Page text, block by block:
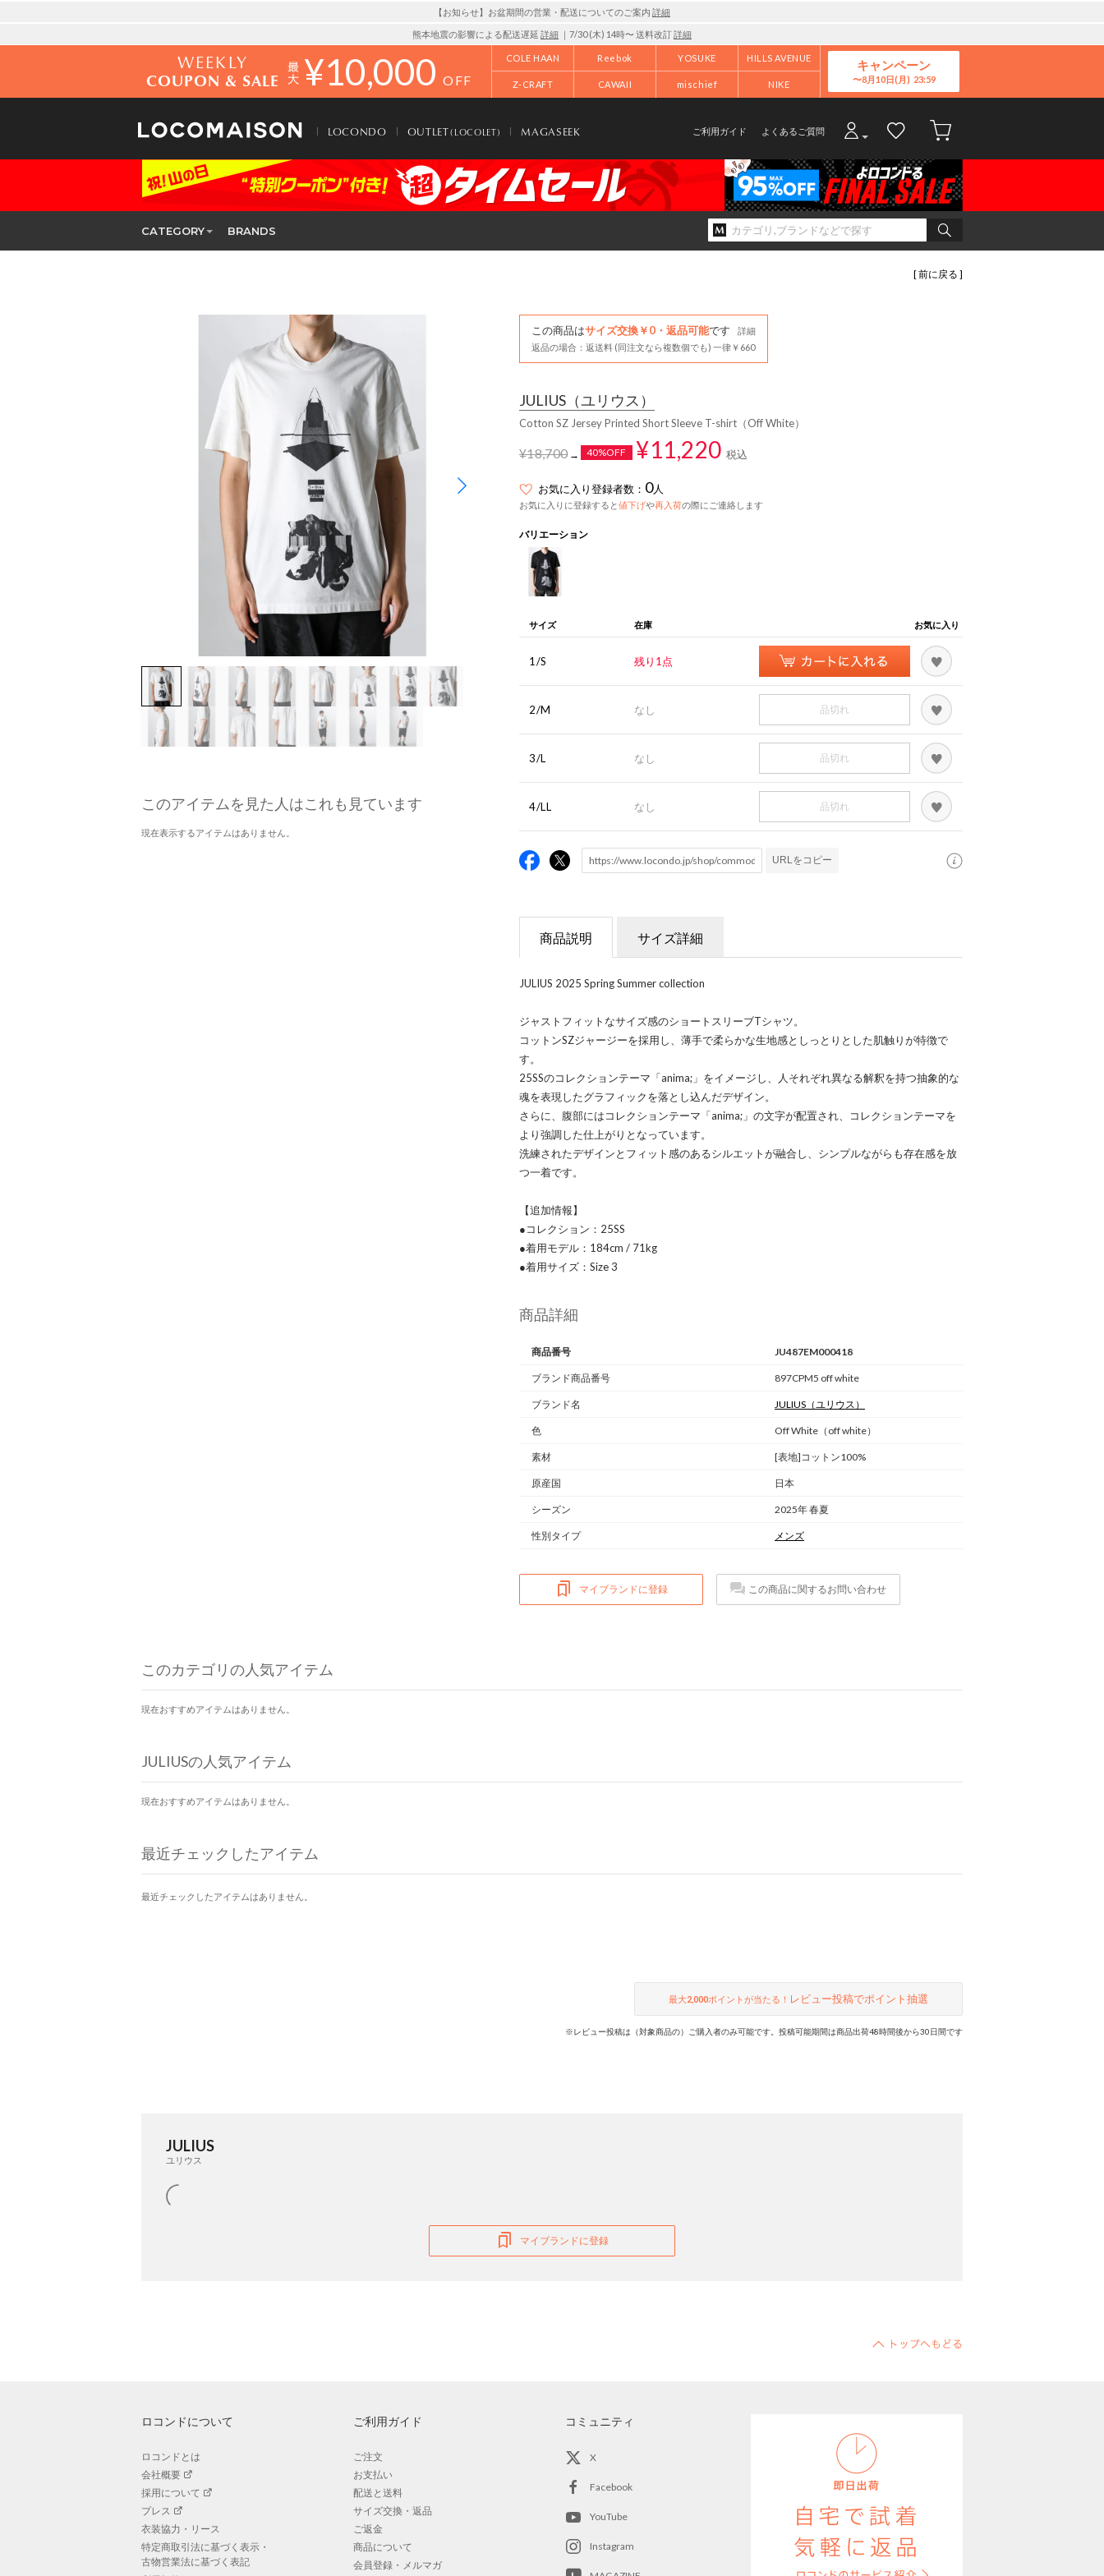
【お知らせ】お盆期間の営業・配送についてのご案内 詳細
熊本地震の影響による配送遅延 詳細 ｜7/30 (木) 14時〜 送料改訂詳細
WEEKLY
COUPON & SALE ¥10,000 OFF
COLE HAAN Reebok YOSUKE HILLS AVENUE
Z-CRAFT CAWAII mischief NIKE
キャンペーン
8月10日(月)
LOCONDO OUTLET(LOCOLET) MAGASEEK ご利用ガイド よくあるご質問
CATEGORY BRANDS
[ 前に戻る ]
このアイテムを見た人はこれも見ています
現在表示するアイテムはありません。
この商品はサイズ交換￥0・返品可能です
詳細
返品の場合：返送料 (同注文なら複数個でも) 一律￥660
JULIUS （ユリウス）
Cotton SZ Jersey Printed Short Sleeve T-shirt（Off White）
¥18,700→ 40%OFF ¥11,220 税込
お気に入り登録者数： 0人
お気に入りに登録すると値下げや再入荷の際にご連絡します
バリエーション
サイズ 在庫 お気に入り
1/S 残り1点
2/M なし 品切れ
3/L なし 品切れ
4/LL なし 品切れ
URLをコピー
商品説明 サイズ詳細
JULIUS 2025 Spring Summer collection
ジャストフィットなサイズ感のショートスリーブTシャツ。
コットンSZジャージーを採用し、薄手で柔らかな生地感としっとりとした肌触りが特徴で
す。
25SSのコレクションテーマ「anima;」をイメージし、人それぞれ異なる解釈を持つ抽象的な
魂を表現したグラフィックを落とし込んだデザイン。
さらに、腹部にはコレクションテーマ「anima;」の文字が配置され、コレクションテーマを
より強調した仕上がりとなっています。
洗練されたデザインとフィット感のあるシルエットが融合し、シンプルながらも存在感を放
つ一着です。
【追加情報】
●コレクション：25SS
●着用モデル：184cm / 71kg
●着用サイズ：Size 3
商品詳細
商品番号 JU487EM000418
ブランド商品番号 897CPM5 off white
ブランド名 JULIUS （ユリウス）
色 Off White（off white）
素材 [表地]コットン100%
原産国 日本
シーズン 2025年 春夏
性別タイプ メンズ
マイブランドに登録 この商品に関するお問い合わせ
このカテゴリの人気アイテム
現在おすすめアイテムはありません。
JULIUSの人気アイテム
現在おすすめアイテムはありません。
最近チェックしたアイテム
最近チェックしたアイテムはありません。
最大2,000ポイントが当たる！ レビュー投稿でポイント抽選
※レビュー投稿は（対象商品の）ご購入者のみ可能です。投稿可能期間は商品出荷48時間後から30日間です
JULIUS
ユリウス
マイブランドに登録
ロコンドについて
ロコンドとは
会社概要
採用について
プレス
衣装協力・リース
特定商取引法に基づく表示・
古物営業法に基づく表記
ご利用ガイド
ご注文
お支払い
配送と送料
サイズ交換・返品
ご返金
商品について
会員登録・メルマガ
コミュニティ
X
Facebook
YouTube
Instagram